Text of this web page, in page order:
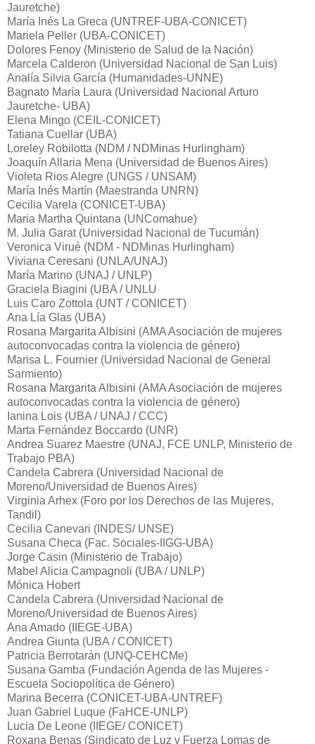
Jauretche)
María Inés La Greca (UNTREF-UBA-CONICET)
Mariela Peller (UBA-CONICET)
Dolores Fenoy (Ministerio de Salud de la Nación)
Marcela Calderon (Universidad Nacional de San Luis)
Analía Silvia García (Humanidades-UNNE)
Bagnato María Laura (Universidad Nacional Arturo
Jauretche- UBA)
Elena Mingo (CEIL-CONICET)
Tatiana Cuellar (UBA)
Loreley Robilotta (NDM / NDMinas Hurlingham)
Joaquín Allaria Mena (Universidad de Buenos Aires)
Violeta Rios Alegre (UNGS / UNSAM)
María Inés Martín (Maestranda UNRN)
Cecilia Varela (CONICET-UBA)
Maria Martha Quintana (UNComahue)
M. Julia Garat (Universidad Nacional de Tucumán)
Veronica Virué (NDM - NDMinas Hurlingham)
Viviana Ceresani (UNLA/UNAJ)
María Marino (UNAJ / UNLP)
Graciela Biagini (UBA / UNLU
Luis Caro Zottola (UNT / CONICET)
Ana Lía Glas (UBA)
Rosana Margarita Albisini (AMA Asociación de mujeres
autoconvocadas contra la violencia de género)
Marisa L. Fournier (Universidad Nacional de General
Sarmiento)
Rosana Margarita Albisini (AMA Asociación de mujeres
autoconvocadas contra la violencia de género)
Ianina Lois (UBA / UNAJ / CCC)
Marta Fernández Boccardo (UNR)
Andrea Suarez Maestre (UNAJ, FCE UNLP, Ministerio de
Trabajo PBA)
Candela Cabrera (Universidad Nacional de
Moreno/Universidad de Buenos Aires)
Virginia Arhex (Foro por los Derechos de las Mujeres,
Tandil)
Cecilia Canevari (INDES/ UNSE)
Susana Checa (Fac. Sociales-IIGG-UBA)
Jorge Casin (Ministerio de Trabajo)
Mabel Alicia Campagnoli (UBA / UNLP)
Mónica Hobert
Candela Cabrera (Universidad Nacional de
Moreno/Universidad de Buenos Aires)
Ana Amado (IIEGE-UBA)
Andrea Giunta (UBA / CONICET)
Patricia Berrotarán (UNQ-CEHCMe)
Susana Gamba (Fundación Agenda de las Mujeres -
Escuela Sociopolítica de Género)
Marina Becerra (CONICET-UBA-UNTREF)
Juan Gabriel Luque (FaHCE-UNLP)
Lucia De Leone (IIEGE/ CONICET)
Roxana Benas (Sindicato de Luz y Fuerza Lomas de